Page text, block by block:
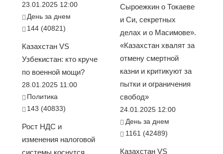
23.01.2025 12:00
День за днем
144 (40821)
Казахстан VS
Узбекистан: кто круче
по военной мощи?
28.01.2025 11:00
Политика
143 (40833)
Рост НДС и
изменения налоговой
Сыроежкин о Токаеве
и Си, секретных
делах и о Масимове».
«Казахстан хвалят за
отмену смертной
казни и критикуют за
пытки и ограничения
свобод»
24.01.2025 12:00
День за днем
1161 (42489)
Казахстан VS